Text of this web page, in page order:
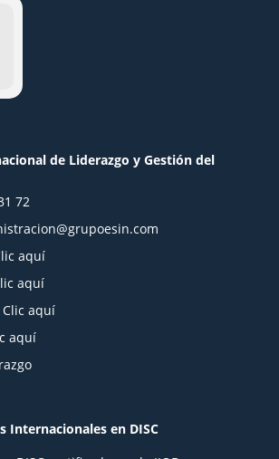
de Liderazgo y Gestión del
72
aquí
aquí
Clic aquí
aquí
Internacionales en DISC